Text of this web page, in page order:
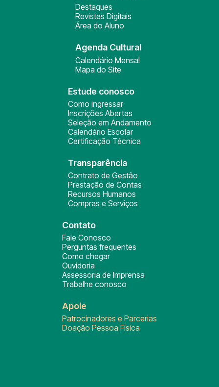
Destaques
Revistas Digitais
Área do Aluno
Agenda Cultural
Calendário Mensal
Mapa do Site
Estude conosco
Como ingressar
Inscrições Abertas
Seleção em Andamento
Calendário Escolar
Certificação Técnica
Transparência
Contrato de Gestão
Prestação de Contas
Recursos Humanos
Compras e Serviços
Contato
Fale Conosco
Perguntas frequentes
Como chegar
Ouvidoria
Assessoria de Imprensa
Trabalhe conosco
Apoie
Patrocinadores e Parcerias
Doação Pessoa Física